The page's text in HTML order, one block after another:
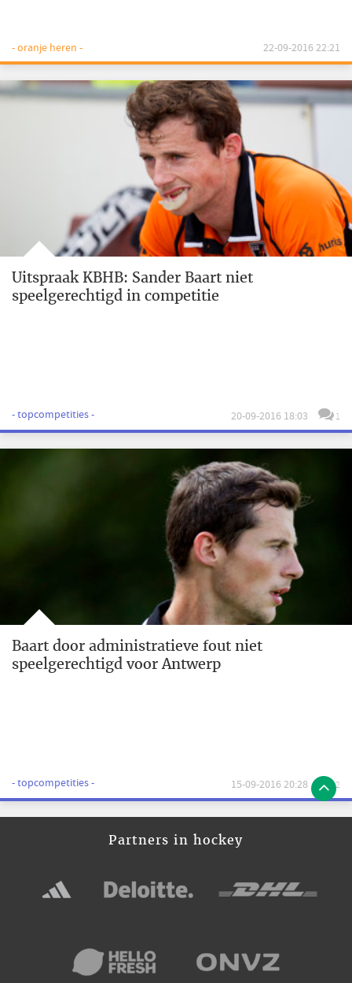
- oranje heren - 22-09-2016 22:21
Uitspraak KBHB: Sander Baart niet
speelgerechtigd in competitie
- topcompetities - 20-09-2016 18:03 1
Baart door administratieve fout niet
speelgerechtigd voor Antwerp
- topcompetities - 15-09-2016 20:28 2
Partners in hockey